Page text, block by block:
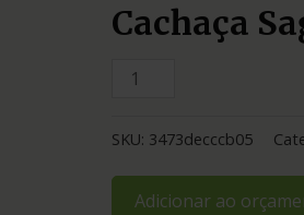
Cachaça
SKU: 3473decccb05
Adicionar ao